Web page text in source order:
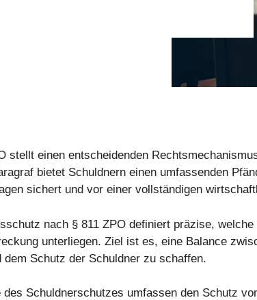
stellt einen entscheidenden
bietet Schuldnern einen umfassenden
sichert und vor einer vollständigen
nach § 811 ZPO definiert präzise,
unterliegen. Ziel ist es, eine Balance
dem Schutz der Schuldner zu schaffen.
des Schuldnerschutzes umfassen den Schutz